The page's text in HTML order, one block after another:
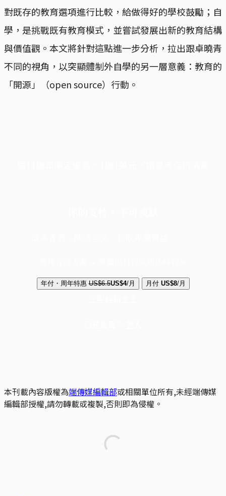
對既存的教育選項進行比較，給做得好的學校鼓勵；自
學，是挑戰既有教育模式，並嘗試發展出新的教育結構
與價值觀。本文將針對這點進一步分析，拉出跟卓曉青
不同的視角，以突顯體制外自學的另一層意義：教育的
「開源」（open source）行動。
年付・周年特惠 US$6.5US$4/月 月付 US$8/月
本刊載內容版權為端傳媒編輯部或相關單位所有,未經端傳媒
編輯部授權,請勿轉載或複製,否則即為侵權。